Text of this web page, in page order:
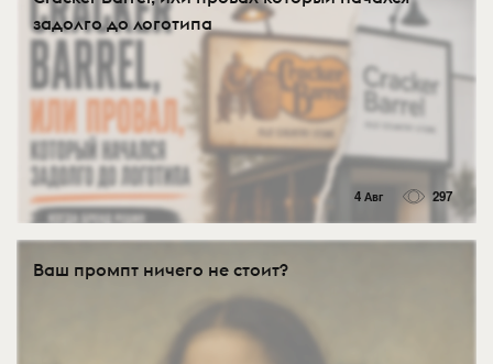
задолго до логотипа
4 Авг 297
Ваш промпт ничего не стоит?